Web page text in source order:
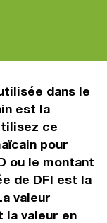
dans le
est la
ce
pour
ou le montant
de DFI est la
valeur
la valeur en